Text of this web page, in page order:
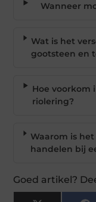
Wanneer
Wat is het
gootsteen en
Hoe voorkom
riolering?
Waarom is
handelen bij
Goed artikel?